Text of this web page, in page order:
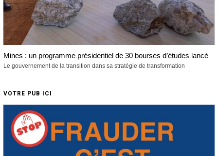
Mines : un programme présidentiel de 30 bourses d’études lancé
Le gouvernement de la transition dans sa stratégie de transformation
VOTRE PUB ICI